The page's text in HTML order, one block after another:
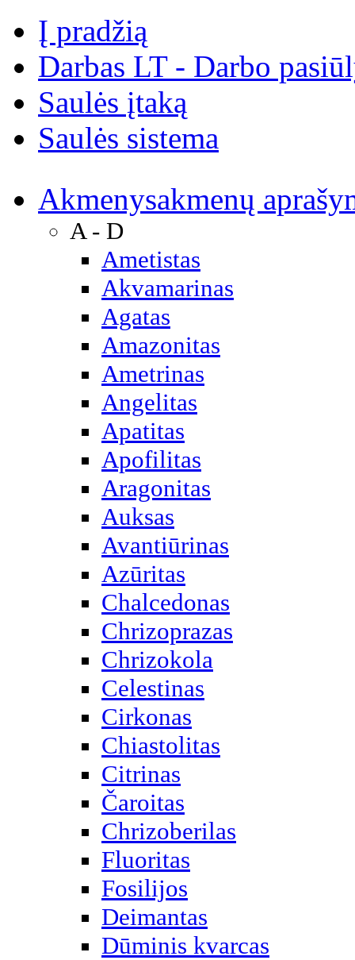
Į pradžią
Darbas LT - Darbo
Saulės įtaką
Saulės sistema
Akmenysakmenų
A - D
Ametistas
Akvamarinas
Agatas
Amazonitas
Ametrinas
Angelitas
Apatitas
Apofilitas
Aragonitas
Auksas
Avantiūrinas
Azūritas
Chalcedonas
Chrizoprazas
Chrizokola
Celestinas
Cirkonas
Chiastolitas
Citrinas
Čaroitas
Chrizoberilas
Fluoritas
Fosilijos
Deimantas
Dūminis kvarcas